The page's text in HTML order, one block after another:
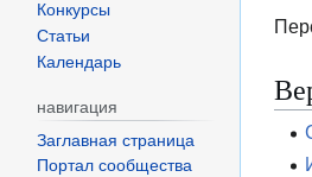
Конкурсы
Статьи
Календарь
навигация
Заглавная страница
Портал сообщества